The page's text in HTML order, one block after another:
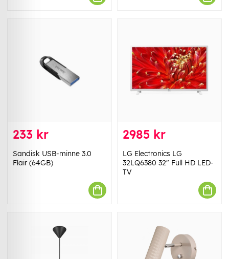
233 kr
Sandisk USB-minne 3.0
Flair (64GB)
2985 kr
LG Electronics LG
32LQ6380 32" Full HD LED-
TV